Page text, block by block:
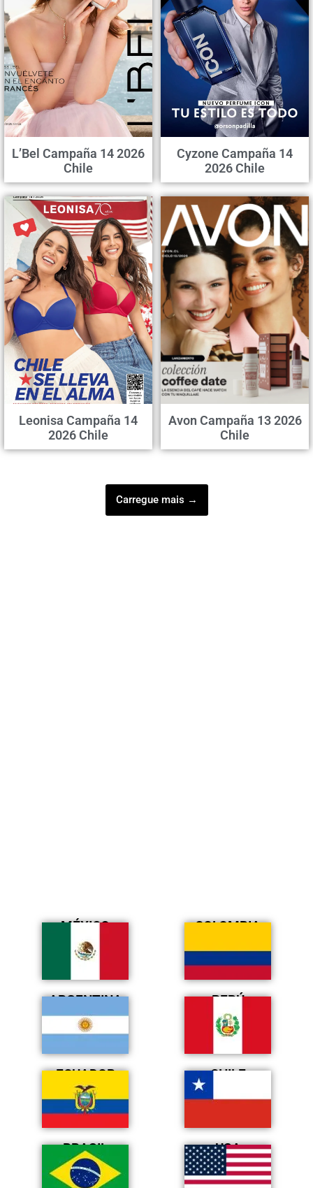
L’Bel Campaña 14 2026
Chile
Cyzone Campaña 14
2026 Chile
Leonisa Campaña 14
2026 Chile
Avon Campaña 13 2026
Chile
Carregue mais →
MÉXICO COLOMBIA
ARGENTINA PERÚ
ECUADOR CHILE
BRASIL USA